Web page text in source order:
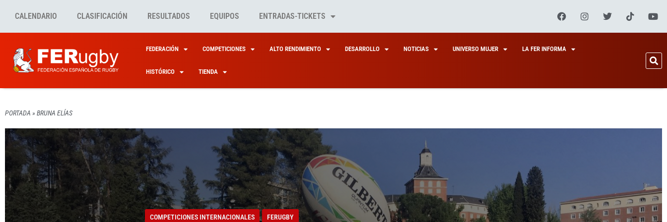
CALENDARIO CLASIFICACIÓN RESULTADOS EQUIPOS ENTRADAS-TICKETS
FEDERACIÓN COMPETICIONES ALTO RENDIMIENTO DESARROLLO NOTICIAS UNIVERSO MUJER LA FER INFORMA
HISTÓRICO TIENDA
PORTADA » BRUNA ELÍAS
COMPETICIONES INTERNACIONALES FERUGBY
BRUNA ELÍAS, UNA LEONA7
COMPETICIONES INTERNACIONALES FERUGBY